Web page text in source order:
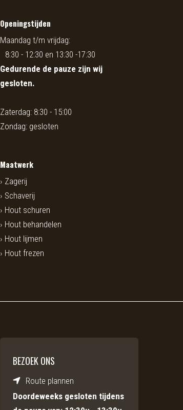
Openingstijden
Maandag t/m vrijdag:
8:30 - 12:30 en 13:30 -17:30
Gedurende de pauze zijn wij
gesloten.
Zaterdag: 8:30 - 15:00
Zondag: gesloten
Maatwerk
Zagerij
Schaverij
Hout schuren
Hout behandelen
Hout lijmen
Hout frezen
BEZOEK ONS
Route plannen
Doordeweeks gesloten tijdens